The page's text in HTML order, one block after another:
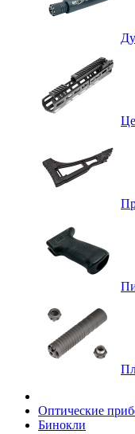
Оптические
Бинокли